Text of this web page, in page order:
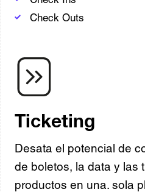
Check Outs
Ticketing
Desata el potencial de
de boletos, la data y las
productos en una. sola